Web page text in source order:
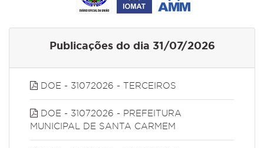
Publicações do dia 31/07/2026
DOE - 31072026 - TERCEIROS
DOE - 31072026 - PREFEITURA
MUNICIPAL DE SANTA CARMEM